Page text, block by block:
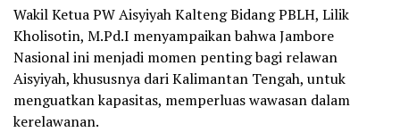
Wakil Ketua PW Aisyiyah Kalteng Bidang PBLH, Lilik
Kholisotin, M.Pd.I menyampaikan bahwa Jambore
Nasional ini menjadi momen penting bagi relawan
Aisyiyah, khususnya dari Kalimantan Tengah, untuk
menguatkan kapasitas, memperluas wawasan dalam
kerelawanan.